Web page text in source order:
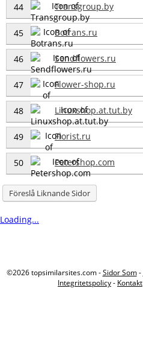
44 Transgroup.by
45 Botrans.ru
46 Sendflowers.ru
47 Flower-shop.ru
48 Linuxshop.at.tut.by
49 Florist.ru
50 Petershop.com
Föreslå Liknande Sidor
Loading...
©2026 topsimilarsites.com -Sidor Som-
Integritetspolicy- Kontakt